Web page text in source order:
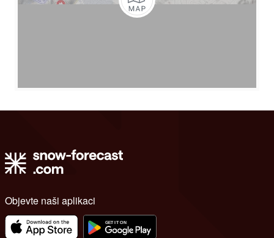
Objevte naši aplikaci